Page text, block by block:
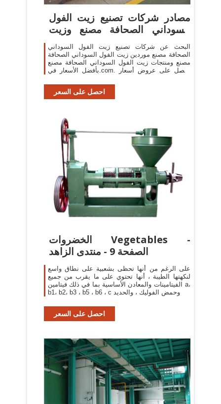
مصادر شركات تصنيع زيت الفول
السوداني الصحافة مصنع وزيت
الفول السوداني
البحث عن شركات تصنيع زيت الفول السوداني
الصحافة مصنع موردين زيت الفول السوداني الصحافة
مصنع ومنتجات زيت الفول السوداني الصحافة مصنع
بأفضل الأسعار في.com. احصل على عروض أسعار
احصل على السعر
الخضروات Vegetables -
الصفحة 9 - منتدى الزاهد
على الرغم من أنها تحظى بشعبية على نطاق واسع
لنكهتها الطيبة ، أنها تحتوي على ما يقرب من جميع
الفيتامينات والمعادن الأساسية بما في ذلك فيتامين a،
b1، b2، b3 ، b5 ، b6 ، c وحمض الفوليك ، والحديد
احصل على السعر